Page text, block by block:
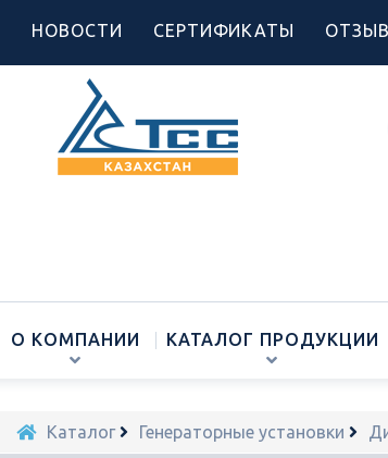
НОВОСТИ СЕРТИФИКАТЫ
О КОМПАНИИ КАТАЛОГ ПРОДУКЦИИ
Каталог Генераторные установки